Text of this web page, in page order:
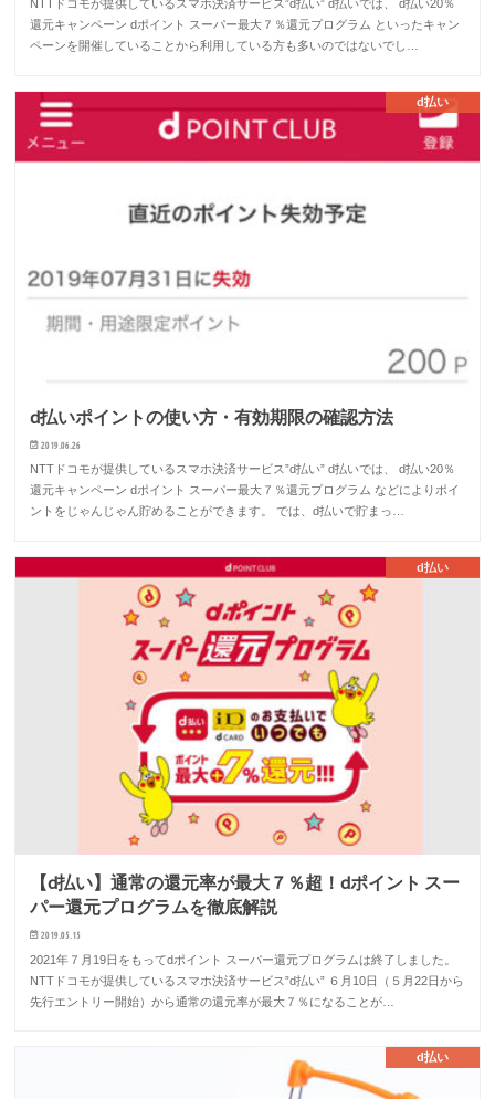
NTTドコモが提供しているスマホ決済サービス”d払い” d払いでは、 d払い20％
還元キャンペーン dポイント スーパー最大７％還元プログラム といったキャン
ペーンを開催していることから利用している方も多いのではないでし…
d払い
d払いポイントの使い方・有効期限の確認方法
2019.06.26
NTTドコモが提供しているスマホ決済サービス”d払い” d払いでは、 d払い20％
還元キャンペーン dポイント スーパー最大７％還元プログラム などによりポイ
ントをじゃんじゃん貯めることができます。 では、d払いで貯まっ…
d払い
【d払い】通常の還元率が最大７％超！dポイント スー
パー還元プログラムを徹底解説
2019.05.15
2021年７月19日をもってdポイント スーパー還元プログラムは終了しました。
NTTドコモが提供しているスマホ決済サービス”d払い” ６月10日（５月22日から
先行エントリー開始）から通常の還元率が最大７％になることが…
d払い